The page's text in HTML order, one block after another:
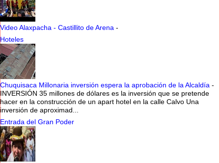
Video Alaxpacha - Castillito de Arena -
Hoteles
Chuquisaca Millonaria inversión espera la aprobación de la Alcaldía -
INVERSIÓN 35 millones de dólares es la inversión que se pretende
hacer en la construcción de un apart hotel en la calle Calvo Una
inversión de aproximad...
Entrada del Gran Poder